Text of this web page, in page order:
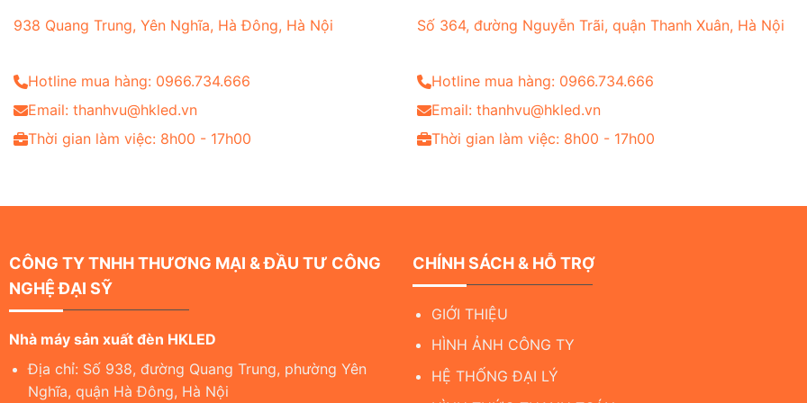
938 Quang Trung, Yên Nghĩa, Hà Đông, Hà Nội
Hotline mua hàng: 0966.734.666
Email: thanhvu@hkled.vn
Thời gian làm việc: 8h00 - 17h00
Số 364, đường Nguyễn Trãi, quận Thanh Xuân, Hà Nội
Hotline mua hàng: 0966.734.666
Email: thanhvu@hkled.vn
Thời gian làm việc: 8h00 - 17h00
CÔNG TY TNHH THƯƠNG MẠI & ĐẦU TƯ CÔNG
NGHỆ ĐẠI SỸ
Nhà máy sản xuất đèn HKLED
Địa chỉ: Số 938, đường Quang Trung, phường Yên
Nghĩa, quận Hà Đông, Hà Nội
CHÍNH SÁCH & HỖ TRỢ
GIỚI THIỆU
HÌNH ẢNH CÔNG TY
HỆ THỐNG ĐẠI LÝ